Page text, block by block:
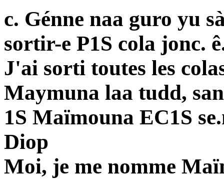
c. Génne naa guro yu
sortir-e P1S cola jonc.
J'ai sorti toutes les
Maymuna laa tudd,
1S Maïmouna EC1S
Diop
Moi, je me nomme